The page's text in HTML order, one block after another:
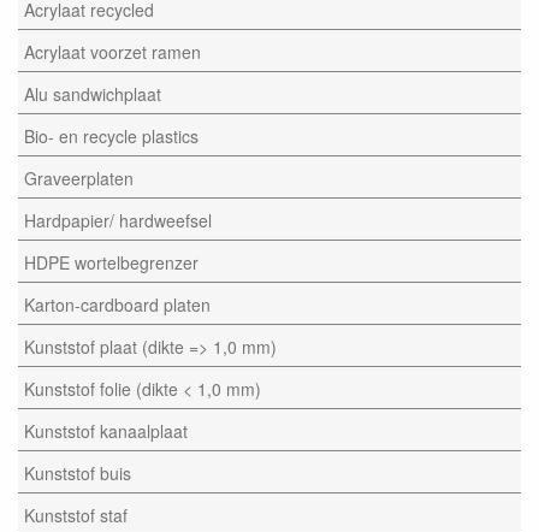
Acrylaat recycled
Acrylaat voorzet ramen
Alu sandwichplaat
Bio- en recycle plastics
Graveerplaten
Hardpapier/ hardweefsel
HDPE wortelbegrenzer
Karton-cardboard platen
Kunststof plaat (dikte => 1,0 mm)
Kunststof folie (dikte < 1,0 mm)
Kunststof kanaalplaat
Kunststof buis
Kunststof staf